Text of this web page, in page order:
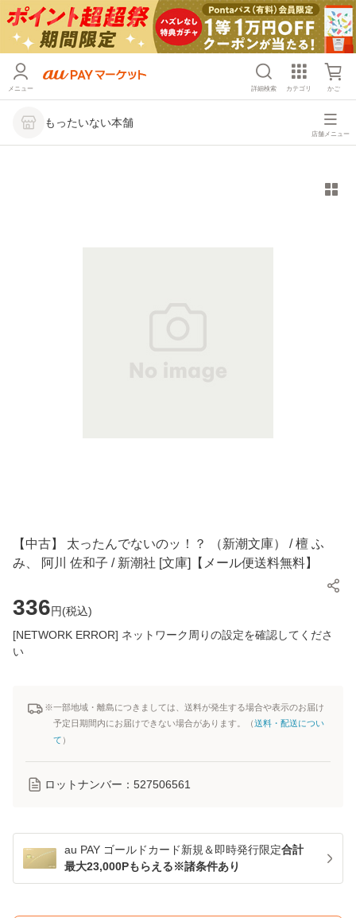
メニュー 詳細検索 カテゴリ かご
もったいない本舗
店舗メニュー
【中古】 太ったんでないのッ！？ （新潮文庫） / 檀 ふ
み、 阿川 佐和子 / 新潮社 [文庫]【メール便送料無料】
336円(税込)
[NETWORK ERROR] ネットワーク周りの設定を確認してくださ
い
※一部地域・離島につきましては、送料が発生する場合や表示のお届け
予定日期間内にお届けできない場合があります。（送料・配送につい
て ）
ロットナンバー： 527506561
au PAY ゴールドカード新規＆即時発行限定合計
最大23,000Pもらえる※諸条件あり